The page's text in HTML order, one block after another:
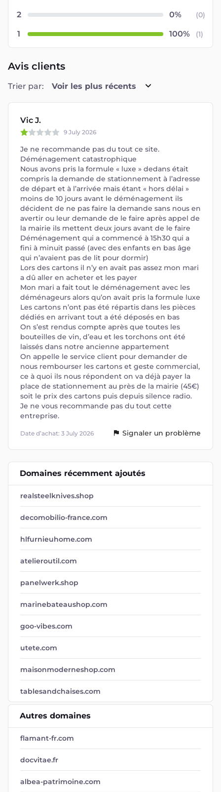
2 (0)
1 (1)
Avis clients
Trier par: Voir les plus récents
Vic J.
9 July 2026
Je ne recommande pas du tout ce site.
Déménagement catastrophique
Nous avons pris la formule « luxe » dedans était
compris la demande de stationnement à l’adresse
de départ et à l’arrivée mais étant « hors délai »
moins de 10 jours avant le déménagement ils
décident de ne pas faire la demande sans nous en
avertir ou leur demande de le faire après appel de
la mairie ils mettent deux jours avant de le faire
Déménagement qui a commencé à 15h30 qui a
fini à minuit passé (avec des enfants en bas âge
qui n’avaient pas de lit pour dormir)
Lors des cartons il n’y en avait pas assez mon mari
a dû aller en acheter et les payer
Mon mari a fait tout le déménagement avec les
déménageurs alors qu’on avait pris la formule luxe
Les cartons n’ont pas été répartis dans les pièces
dédiés en arrivant tout a été déposés en bas
On s’est rendus compte après que toutes les
bouteilles de vin, d’eau et les torchons ont été
laissés dans notre ancienne appartement
On appelle le service client pour demander de
nous rembourser les cartons et geste commercial,
ce à quoi ils nous répondent on va déjà payer la
place de stationnement au près de la mairie (45€)
soit le prix des cartons puis depuis silence radio.
Je ne vous recommande pas du tout cette
entreprise.
Date d’achat: 3 July 2026 Signaler un problème
Domaines récemment ajoutés
realsteelknives.shop
decomobilio-france.com
hlfurnieuhome.com
atelieroutil.com
panelwerk.shop
marinebateaushop.com
goo-vibes.com
utete.com
maisonmoderneshop.com
tablesandchaises.com
Autres domaines
flamant-fr.com
docvitae.fr
albea-patrimoine.com